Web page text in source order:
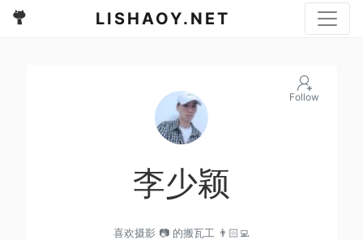
LISHAOY.NET
李少颖
Follow
喜欢摄影 📷 的搬瓦工 👨🏻‍💻